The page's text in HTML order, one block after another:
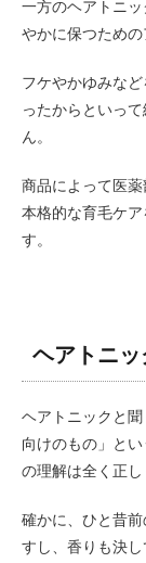
一方のヘアトニ
やかに保つための
フケやかゆみな
ったからといっ
ん。
商品によって医薬
本格的な育毛ケ
す。
ヘアトニッ
ヘアトニックと
向けのもの」と
の理解は全く正し
確かに、ひと昔
すし、香りも決し